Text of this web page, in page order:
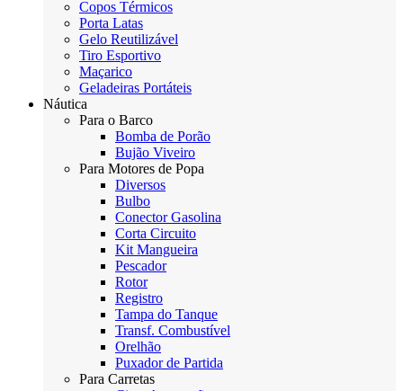
Copos Térmicos
Porta Latas
Gelo Reutilizável
Tiro Esportivo
Maçarico
Geladeiras Portáteis
Náutica
Para o Barco
Bomba de Porão
Bujão Viveiro
Para Motores de Popa
Diversos
Bulbo
Conector Gasolina
Corta Circuito
Kit Mangueira
Pescador
Rotor
Registro
Tampa do Tanque
Transf. Combustível
Orelhão
Puxador de Partida
Para Carretas